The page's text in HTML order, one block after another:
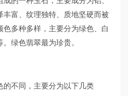
富、纹理独特、质地坚硬而被
多种多样，主要分为绿色、白
绿色翡翠最为珍贵。
的不同，主要分为以下几类